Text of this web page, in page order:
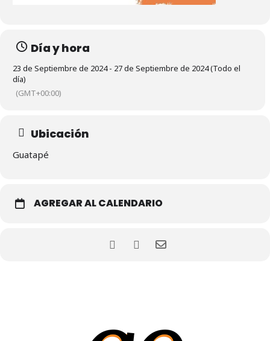
Día y hora
23 de Septiembre de 2024 - 27 de Septiembre de 2024 (Todo el
día)
(GMT+00:00)
Ubicación
Guatapé
AGREGAR AL CALENDARIO